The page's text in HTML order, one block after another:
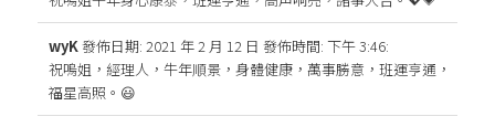
wyK發佈日期: 2021 年 2 月 12 日 發佈時間: 下午 3:46:
祝嗚姐，經理人，牛年順景，身體健康，萬事勝意，班運亨通，
福星高照。😃